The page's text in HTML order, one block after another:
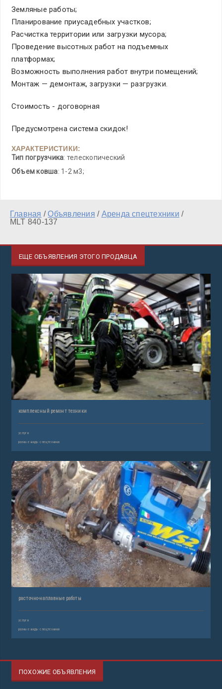
Земляные работы;
Планирование приусадебных участков;
Расчистка территории или загрузки мусора;
Проведение высотных работ на подъемных
платформах;
Возможность выполнения работ внутри помещений;
Монтаж — демонтаж, загрузки — разгрузки.
Стоимость - договорная
Предусмотрена система скидок!
ХАРАКТЕРИСТИКИ:
Тип погрузчика: телескопический
Объем ковша: 1-2 м3;
Главная /Объявления / Аренда спецтехники /
MLT 840-137
ЕЩЕ ОБЪЯВЛЕНИЯ ЭТОГО ПРОДАВЦА
комплексный ремонт техники
услуги
разные виды спецтехники
расточно-наплавные работы
услуги
разные виды спецтехники
ПОХОЖИЕ ОБЪЯВЛЕНИЯ